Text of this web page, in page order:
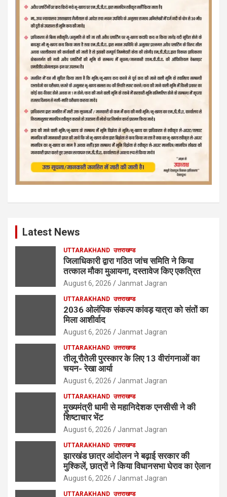
Latest News
UTTARAKHAND उत्तराखण्ड
जिलाधिकारी द्वारा गठित जांच समिति ने किया
तत्काल मौका मुआयना, दस्तावेज किए एकत्रित
August 6, 2026 Janmat Jagran
UTTARAKHAND उत्तराखण्ड
2036 ओलंपिक संकल्प कांवड़ यात्रा को संतों का
मिला आशीर्वाद
August 6, 2026 Janmat Jagran
UTTARAKHAND उत्तराखण्ड
तीलू रौतेली पुरस्कार के लिए 13 वीरांगनाओं का
चयन- रेखा आर्या
August 6, 2026 Janmat Jagran
UTTARAKHAND उत्तराखण्ड
मुख्यमंत्री धामी से महानिदेशक एनसीसी ने की
शिष्टाचार भेंट
August 6, 2026 Janmat Jagran
UTTARAKHAND उत्तराखण्ड
झारखंड छात्र आंदोलन ने बढ़ाई सरकार की
मुश्किलें, छात्रों ने किया विधानसभा घेराव का ऐलान
August 6, 2026 Janmat Jagran
UTTARAKHAND उत्तराखण्ड